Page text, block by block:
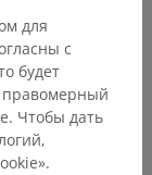
для
с
будет
правомерный
Чтобы дать